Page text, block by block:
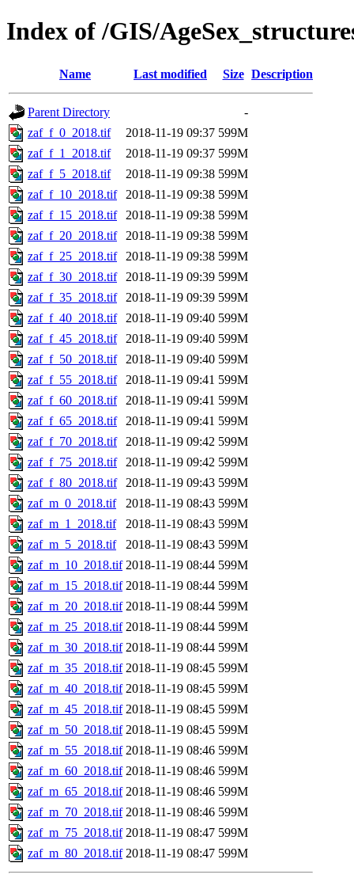
Index of /GIS/
Name Last modified Size Description
Parent Directory
-
zaf_f_0_2018.tif
2018-11-19 09:37 599M
zaf_f_1_2018.tif
2018-11-19 09:37 599M
zaf_f_5_2018.tif
2018-11-19 09:38 599M
zaf_f_10_2018.tif
2018-11-19 09:38 599M
zaf_f_15_2018.tif
2018-11-19 09:38 599M
zaf_f_20_2018.tif
2018-11-19 09:38 599M
zaf_f_25_2018.tif
2018-11-19 09:38 599M
zaf_f_30_2018.tif
2018-11-19 09:39 599M
zaf_f_35_2018.tif
2018-11-19 09:39 599M
zaf_f_40_2018.tif
2018-11-19 09:40 599M
zaf_f_45_2018.tif
2018-11-19 09:40 599M
zaf_f_50_2018.tif
2018-11-19 09:40 599M
zaf_f_55_2018.tif
2018-11-19 09:41 599M
zaf_f_60_2018.tif
2018-11-19 09:41 599M
zaf_f_65_2018.tif
2018-11-19 09:41 599M
zaf_f_70_2018.tif
2018-11-19 09:42 599M
zaf_f_75_2018.tif
2018-11-19 09:42 599M
zaf_f_80_2018.tif
2018-11-19 09:43 599M
zaf_m_0_2018.tif
2018-11-19 08:43 599M
zaf_m_1_2018.tif
2018-11-19 08:43 599M
zaf_m_5_2018.tif
2018-11-19 08:43 599M
zaf_m_10_2018.tif 2018-11-19 08:44 599M
zaf_m_15_2018.tif 2018-11-19 08:44 599M
zaf_m_20_2018.tif 2018-11-19 08:44 599M
zaf_m_25_2018.tif 2018-11-19 08:44 599M
zaf_m_30_2018.tif 2018-11-19 08:44 599M
zaf_m_35_2018.tif 2018-11-19 08:45 599M
zaf_m_40_2018.tif 2018-11-19 08:45 599M
zaf_m_45_2018.tif 2018-11-19 08:45 599M
zaf_m_50_2018.tif 2018-11-19 08:45 599M
zaf_m_55_2018.tif 2018-11-19 08:46 599M
zaf_m_60_2018.tif 2018-11-19 08:46 599M
zaf_m_65_2018.tif 2018-11-19 08:46 599M
zaf_m_70_2018.tif 2018-11-19 08:46 599M
zaf_m_75_2018.tif 2018-11-19 08:47 599M
zaf_m_80_2018.tif 2018-11-19 08:47 599M